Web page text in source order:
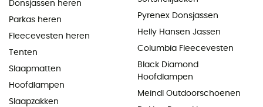
Donsjassen heren
Parkas heren
Fleecevesten heren
Tenten
Slaapmatten
Hoofdlampen
Slaapzakken
Pyrenex Donsjassen
Helly Hansen Jassen
Columbia Fleecevesten
Black Diamond
Hoofdlampen
Meindl Outdoorschoenen